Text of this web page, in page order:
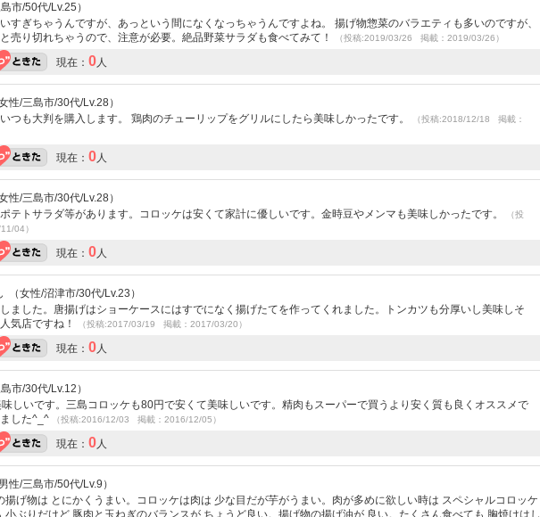
市/50代/Lv.25）
すぎちゃうんですが、あっという間になくなっちゃうんですよね。 揚げ物惣菜のバラエティも多いのですが、
売り切れちゃうので、注意が必要。絶品野菜サラダも食べてみて！
（投稿:2019/03/26 掲載：2019/03/26）
現在： 0 人
性/三島市/30代/Lv.28）
つも大判を購入します。 鶏肉のチューリップをグリルにしたら美味しかったです。
（投稿:2018/12/18 掲載：
現在： 0 人
性/三島市/30代/Lv.28）
テトサラダ等があります。コロッケは安くて家計に優しいです。金時豆やメンマも美味しかったです。
（投
04）
現在： 0 人
（女性/沼津市/30代/Lv.23）
ました。唐揚げはショーケースにはすでになく揚げたてを作ってくれました。トンカツも分厚いし美味しそ
気店ですね！
（投稿:2017/03/19 掲載：2017/03/20）
現在： 0 人
市/30代/Lv.12）
しいです。三島コロッケも80円で安くて美味しいです。精肉もスーパーで買うより安く質も良くオススメで
した^_^
（投稿:2016/12/03 掲載：2016/12/05）
現在： 0 人
性/三島市/50代/Lv.9）
揚げ物は とにかくうまい。コロッケは肉は 少な目だが芋がうまい。肉が多めに欲しい時は スペシャルコロッケ
小ぶりだけど 豚肉と玉ねぎのバランスが ちょうど良い。揚げ物の揚げ油が 良い。たくさん食べても 胸焼けはし